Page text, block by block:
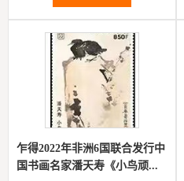
乍得2022年非洲6国联合发行中
国书画名家潘天寿《小鸟顽...